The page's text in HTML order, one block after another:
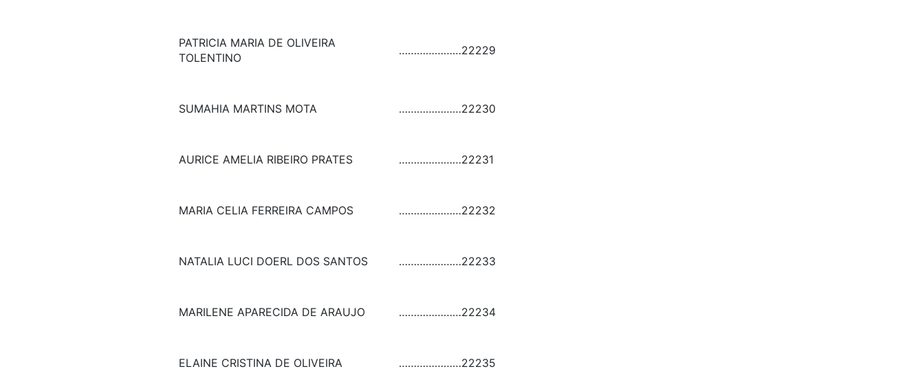
PATRICIA MARIA DE OLIVEIRA
TOLENTINO
…………………22229
SUMAHIA MARTINS MOTA …………………22230
AURICE AMELIA RIBEIRO PRATES …………………22231
MARIA CELIA FERREIRA CAMPOS …………………22232
NATALIA LUCI DOERL DOS SANTOS …………………22233
MARILENE APARECIDA DE ARAUJO …………………22234
ELAINE CRISTINA DE OLIVEIRA …………………22235